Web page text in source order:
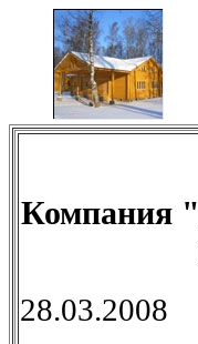
Компания
28.03.2008